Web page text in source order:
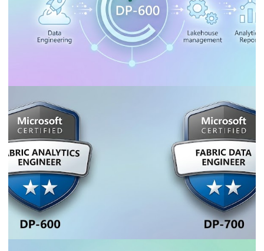
CARREIRA, CURSOS E CERTIFICAÇÕES
Certificação DP-600 - Torne-se um Fabric
Analytics Engineering
27 de fevereiro de 2026